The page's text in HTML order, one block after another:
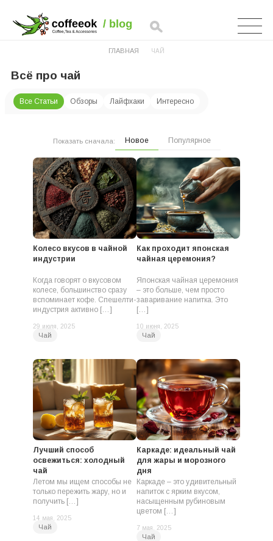
ГЛАВНАЯ ЧАЙ
Всё про чай
Все Статьи Обзоры Лайфхаки Интересно
Показать сначала: Новое Популярное
Колесо вкусов в чайной
индустрии
Когда говорят о вкусовом
колесе, большинство сразу
вспоминает кофе. Спешелти-
индустрия активно […]
29 июля, 2025
Чай
Как проходит японская
чайная церемония?
Японская чайная церемония
– это больше, чем просто
заваривание напитка. Это
[…]
10 июня, 2025
Чай
Лучший способ
освежиться: холодный
чай
Летом мы ищем способы не
только пережить жару, но и
получить […]
14 мая, 2025
Чай
Каркаде: идеальный чай
для жары и морозного
дня
Каркаде – это удивительный
напиток с ярким вкусом,
насыщенным рубиновым
цветом […]
7 мая, 2025
Чай